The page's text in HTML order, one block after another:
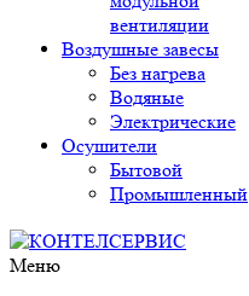
вентиляции
Воздушные завесы
Без нагрева
Водяные
Электрические
Осушители
Бытовой
Промышленный
Меню